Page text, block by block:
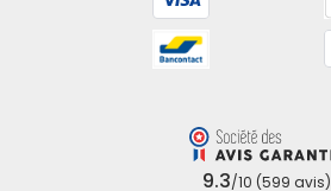
9.3/10 (599 avis)